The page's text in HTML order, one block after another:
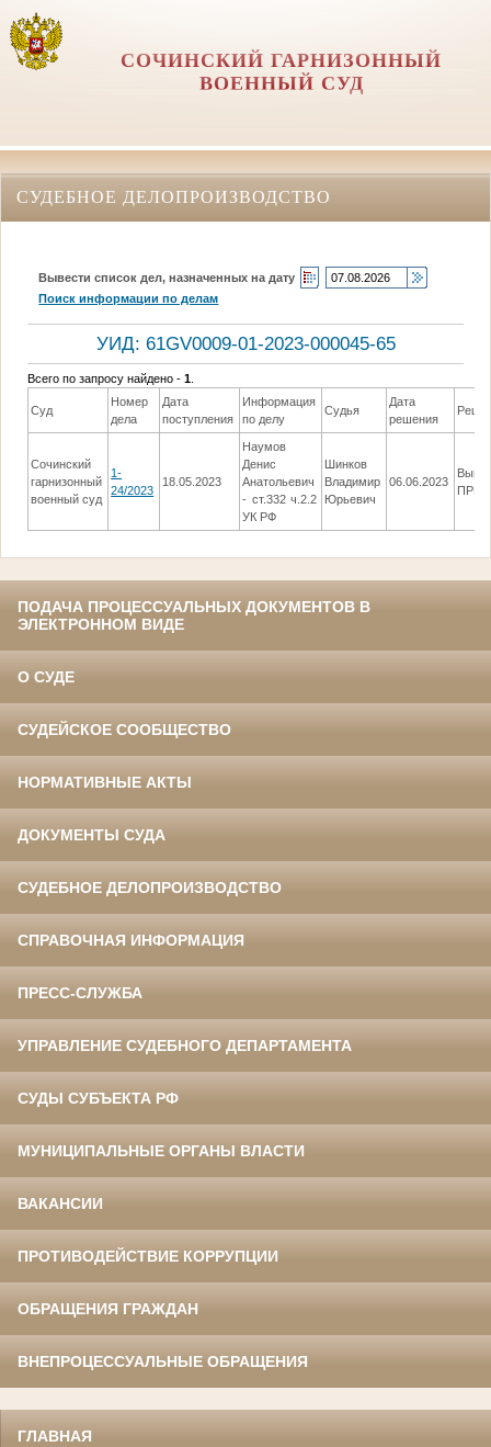
СОЧИНСКИЙ ГАРНИЗОННЫЙ
ВОЕННЫЙ СУД
СУДЕБНОЕ ДЕЛОПРОИЗВОДСТВО
Вывести список дел, назначенных на дату
Поиск информации по делам
УИД: 61GV0009-01-2023-000045-65
Всего по запросу найдено -1
Суд
Номер
дела
Дата
поступления
Информация
по делу
Судья
Дата
решения
Сочинский
гарнизонный
военный суд
1-
24/2023
18.05.2023
Наумов
Денис
Анатольевич
- ст.332 ч.2.2
УК РФ
Шинков
Владимир
Юрьевич
06.06.2023
ПОДАЧА ПРОЦЕССУАЛЬНЫХ ДОКУМЕНТОВ В
ЭЛЕКТРОННОМ ВИДЕ
О СУДЕ
СУДЕЙСКОЕ СООБЩЕСТВО
НОРМАТИВНЫЕ АКТЫ
ДОКУМЕНТЫ СУДА
СУДЕБНОЕ ДЕЛОПРОИЗВОДСТВО
СПРАВОЧНАЯ ИНФОРМАЦИЯ
ПРЕСС-СЛУЖБА
УПРАВЛЕНИЕ СУДЕБНОГО ДЕПАРТАМЕНТА
СУДЫ СУБЪЕКТА РФ
МУНИЦИПАЛЬНЫЕ ОРГАНЫ ВЛАСТИ
ВАКАНСИИ
ПРОТИВОДЕЙСТВИЕ КОРРУПЦИИ
ОБРАЩЕНИЯ ГРАЖДАН
ВНЕПРОЦЕССУАЛЬНЫЕ ОБРАЩЕНИЯ
ГЛАВНАЯ